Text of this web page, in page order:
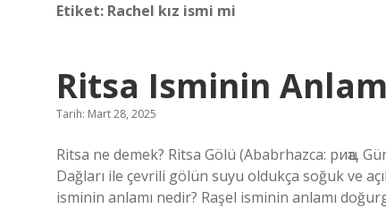
Etiket: Rachel kız ismi mi
Ritsa Isminin
Tarih: Mart 28, 2025
Ritsa ne demek? Ritsa Gölü (Ababrhazca: риҵа,
Dağları ile çevrili gölün suyu oldukça soğuk ve
isminin anlamı nedir? Raşel isminin anlamı